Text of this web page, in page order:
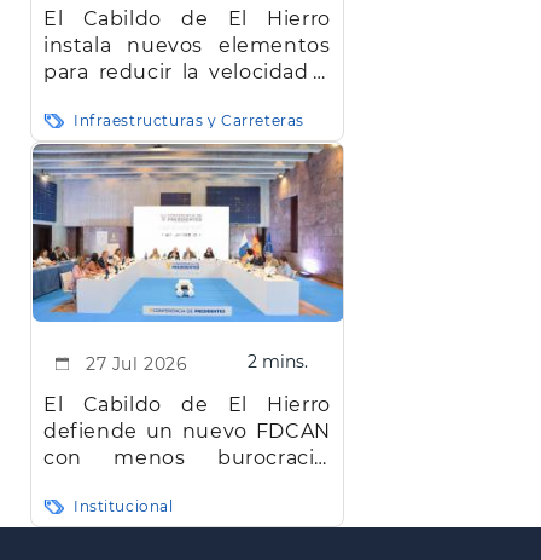
El Cabildo de El Hierro
instala nuevos elementos
para reducir la velocidad y
la red insular
Infraestructuras y Carreteras
27 Jul 2026 2 mins.
El Cabildo de El Hierro
defiende un nuevo FDCAN
con menos burocracia,
Institucional
Paginación